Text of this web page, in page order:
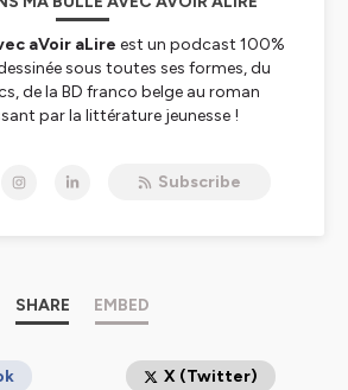
aVoir aLire est un podcast 100%
sous toutes ses formes, du
de la BD franco belge au roman
par la littérature jeunesse !
!
par Jérôme Vincent
Subscribe
SHARE EMBED
X (Twitter)